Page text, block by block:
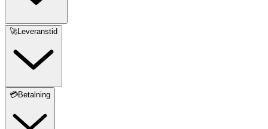
🚀Leveranstid
💳Betalning